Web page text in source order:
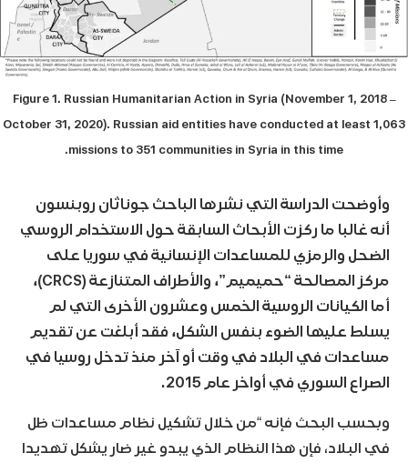
Figure 1. Russian Humanitarian Action in Syria (November 1, 2018 –
October 31, 2020). Russian aid entities have conducted at least 1,063
missions to 351 communities in Syria in this time.
وأوضحت الدراسة التي نشرها الباحث جوناثان روبنسون
أنه غالبا ما ركزت الأبحاث السابقة حول الاستخدام الروسي
الضحل والرمزي للمساعدات الإنسانية في سوريا على
مركز المصالحة “حميميم”، والأطراف المتنازعة (CRCS)،
أما الكيانات الروسية الخمس وعشرون الأخرى التي لم
يسلط عليها الضوء بنفس الشكل، فقد أبلغت عن تقديم
مساعدات في البلاد في وقت أو آخر منذ تدخل روسيا في
الصراع السوري في أواخر عام 2015.
وبحسب البحث فإنه “من خلال تشكيل نظام مساعدات ظل
في البلاد، فإن هذا النظام الذي يبدو غير ضار يشكل تهديدا